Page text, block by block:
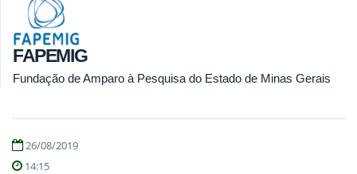
FAPEMIG
Fundação de Amparo à Pesquisa do Estado de Minas Gerais
26/08/2019
14:15